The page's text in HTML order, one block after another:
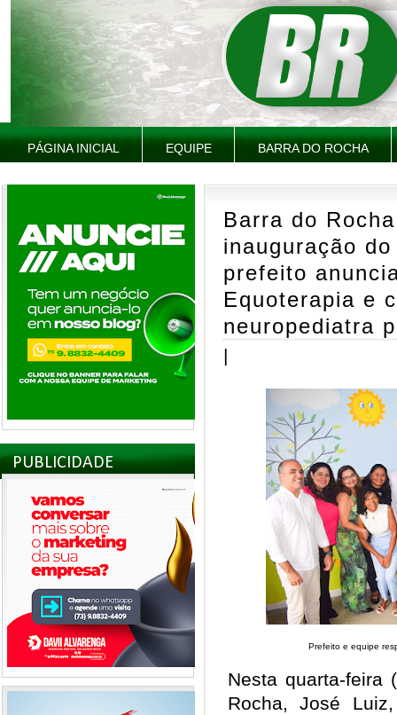
PÁGINA INICIAL EQUIPE BARRA DO ROCHA
PUBLICIDADE
Barra do
inauguração
prefeito
Equoterapia e
neuropediatra
|
Prefeito e equipe
Nesta quarta-feira
Rocha, José